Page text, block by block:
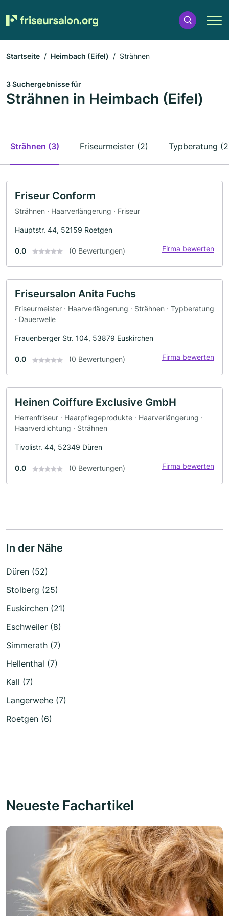
Startseite Heimbach (Eifel) Strähnen
3 Suchergebnisse für
Strähnen in Heimbach (Eifel)
Strähnen (3) Friseurmeister (2) Typberatung
Friseur Conform
Strähnen · Haarverlängerung · Friseur
Hauptstr. 44, 52159 Roetgen
0.0 (0 Bewertungen) Firma bewerten
Friseursalon Anita Fuchs
Friseurmeister · Haarverlängerung · Strähnen · Typberatung
· Dauerwelle
Frauenberger Str. 104, 53879 Euskirchen
0.0 (0 Bewertungen) Firma bewerten
Heinen Coiffure Exclusive GmbH
Herrenfriseur · Haarpflegeprodukte · Haarverlängerung ·
Haarverdichtung · Strähnen
Tivolistr. 44, 52349 Düren
0.0 (0 Bewertungen) Firma bewerten
In der Nähe
Düren (52)
Stolberg (25)
Euskirchen (21)
Eschweiler (8)
Simmerath (7)
Hellenthal (7)
Kall (7)
Langerwehe (7)
Roetgen (6)
Neueste Fachartikel